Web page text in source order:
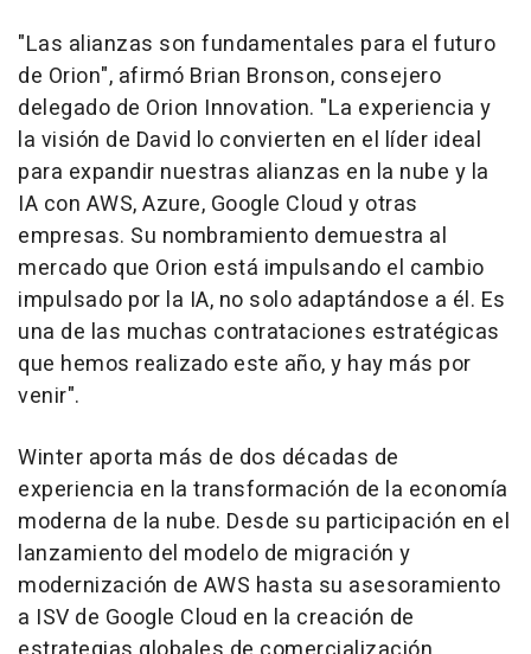
"Las alianzas son fundamentales para el futuro
de Orion", afirmó Brian Bronson, consejero
delegado de Orion Innovation. "La experiencia y
la visión de David lo convierten en el líder ideal
para expandir nuestras alianzas en la nube y la
IA con AWS, Azure, Google Cloud y otras
empresas. Su nombramiento demuestra al
mercado que Orion está impulsando el cambio
impulsado por la IA, no solo adaptándose a él. Es
una de las muchas contrataciones estratégicas
que hemos realizado este año, y hay más por
venir".
Winter aporta más de dos décadas de
experiencia en la transformación de la economía
moderna de la nube. Desde su participación en el
lanzamiento del modelo de migración y
modernización de AWS hasta su asesoramiento
a ISV de Google Cloud en la creación de